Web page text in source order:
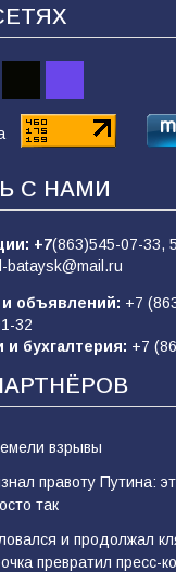
не возьмёшь»:
о мобилизации
разведка
в финал
перемена»
до
С НАМИ
+7(863)545-07-33,
bataysk@mail.ru
объявлений: +7
32
бухгалтерия: +7
взрывы
правоту Путина:
так
и продолжал
превратил пресс-